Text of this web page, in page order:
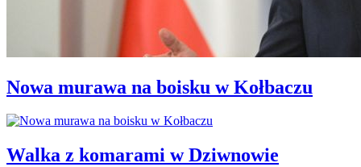
Nowa murawa na boisku w Kołbaczu
Walka z komarami w Dziwnowie